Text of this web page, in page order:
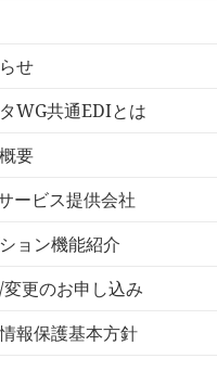
会
せ
WG共通EDIとは
要
ービス提供会社
ョン機能紹介
更のお申し込み
報保護基本方針